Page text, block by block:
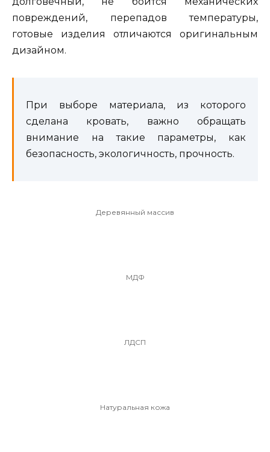
повреждений, перепадов температуры,
готовые изделия отличаются оригинальным
дизайном.
При выборе материала, из которого
сделана кровать, важно обращать
внимание на такие параметры, как
безопасность, экологичность, прочность.
Деревянный массив
МДФ
ЛДСП
Натуральная кожа